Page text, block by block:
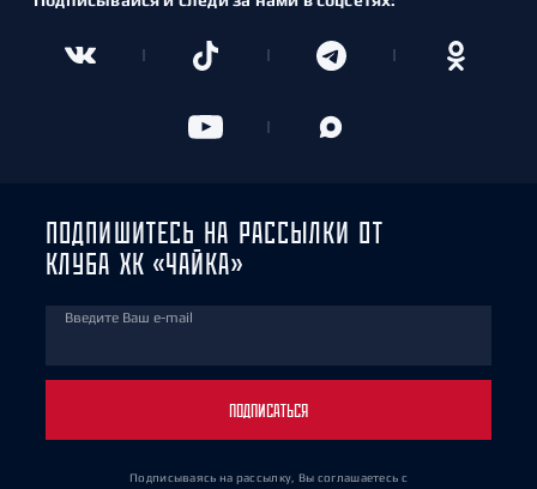
ПОДПИШИТЕСЬ НА РАССЫЛКИ ОТ
КЛУБА ХК «ЧАЙКА»
Введите Ваш e-mail
ПОДПИСАТЬСЯ
Подписываясь на рассылку, Вы соглашаетесь с